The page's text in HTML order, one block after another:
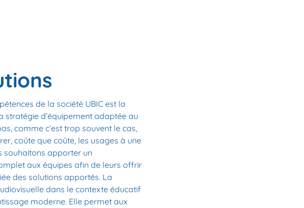
de la société UBIC est la
stratégie d’équipement adaptée au
comme c’est trop souvent le cas,
coûte que coûte, les usages à une
souhaitons apporter un
aux équipes afin de leurs offrir
des solutions apportés. La
dans le contexte éducatif
moderne. Elle permet aux